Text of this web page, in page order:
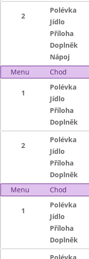
2
Polévka
Jídlo
Příloha
Doplněk
Nápoj
Menu
Chod
1
Polévka
Jídlo
Příloha
Doplněk
2
Polévka
Jídlo
Příloha
Doplněk
Menu
Chod
1
Polévka
Jídlo
Příloha
Doplněk